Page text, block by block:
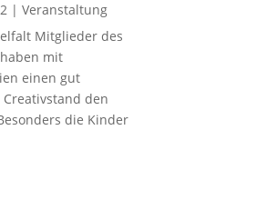
| Veranstaltung
Mitglieder des
mit
einen gut
den
die Kinder